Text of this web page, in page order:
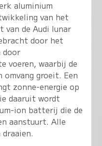
aluminium
van het
de Audi lunar
door het
door
voeren, waarbij de
groeit. Een
zonne-energie op
daaruit wordt
ion batterij die de
aanstuurt. Alle